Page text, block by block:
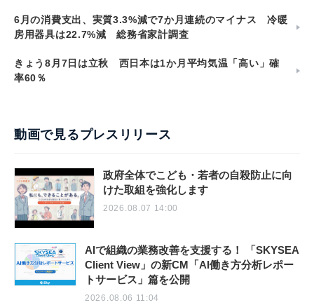
6月の消費支出、実質3.3%減で7か月連続のマイナス 冷暖
房用器具は22.7%減 総務省家計調査
きょう8月7日は立秋 西日本は1か月平均気温「高い」確
率60％
動画で見るプレスリリース
政府全体でこども・若者の自殺防止に向
けた取組を強化します
2026.08.07 14:00
AIで組織の業務改善を支援する！ 「SKYSEA
Client View」の新CM「AI働き方分析レポー
トサービス」篇を公開
2026.08.06 11:04